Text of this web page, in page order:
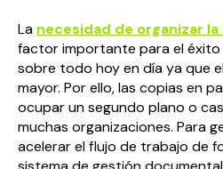
La necesidad de organizar
factor importante para el éxito
sobre todo hoy en día ya que
mayor. Por ello, las copias en
ocupar un segundo plano o
muchas organizaciones. Para
acelerar el flujo de trabajo de